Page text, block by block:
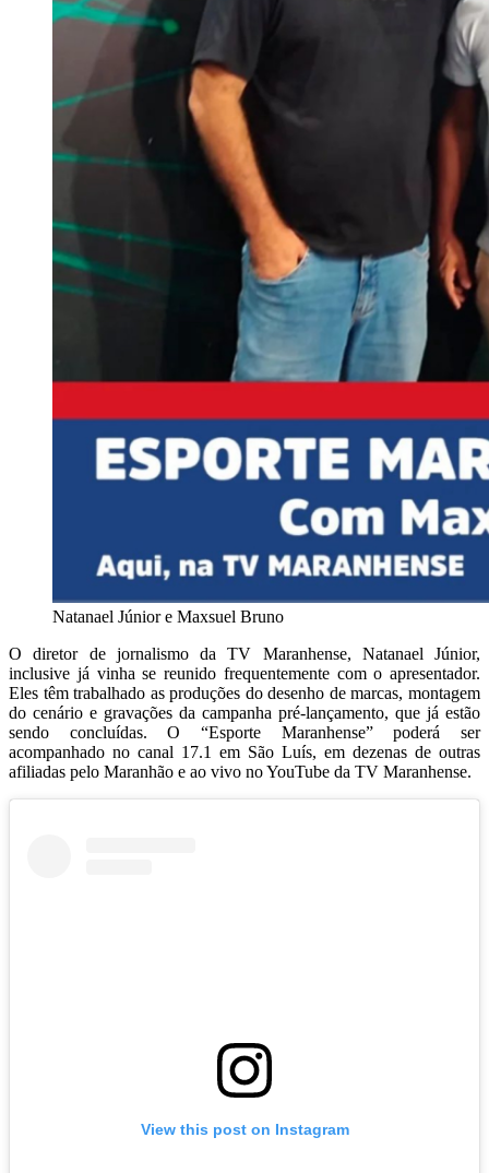
Natanael Júnior e Maxsuel Bruno
O diretor de jornalismo da TV Maranhense, Natanael Júnior,
inclusive já vinha se reunido frequentemente com o apresentador.
Eles têm trabalhado as produções do desenho de marcas, montagem
do cenário e gravações da campanha pré-lançamento, que já estão
sendo concluídas. O “Esporte Maranhense” poderá ser
acompanhado no canal 17.1 em São Luís, em dezenas de outras
afiliadas pelo Maranhão e ao vivo no YouTube da TV Maranhense.
View this post on Instagram